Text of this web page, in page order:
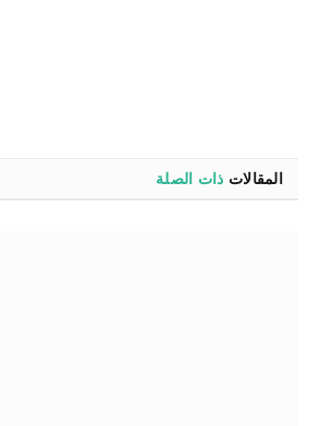
المقالات ذات الصلة